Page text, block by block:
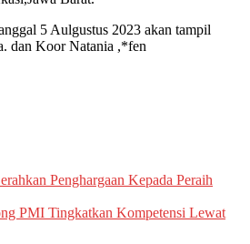
5 Aulgustus 2023 akan tampil
dan Koor Natania ,*fen
Penghargaan Kepada Peraih
PMI Tingkatkan Kompetensi Lewat